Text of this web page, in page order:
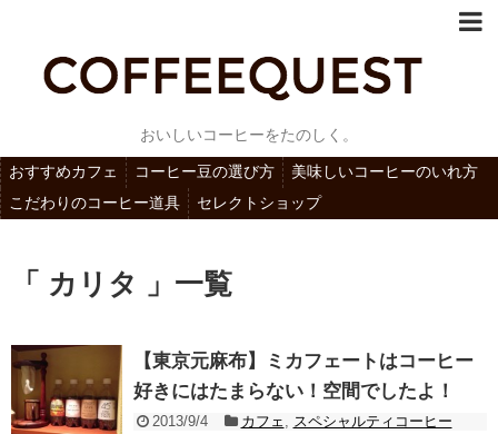
おいしいコーヒーをたのしく。
おすすめカフェ コーヒー豆の選び方
美味しいコーヒーのいれ方
こだわりのコーヒー道具
セレクトショップ
「 カリタ 」一覧
【東京元麻布】ミカフェートはコーヒー
好きにはたまらない！空間でしたよ！
2013/9/4 カフェ
スペシャルティコーヒー